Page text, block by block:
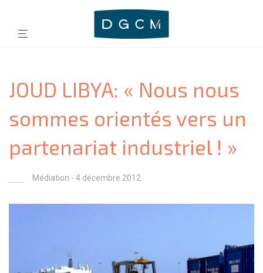
JOUD LIBYA: « Nous nous
sommes orientés vers un
partenariat industriel ! »
Médiation - 4 décembre 2012